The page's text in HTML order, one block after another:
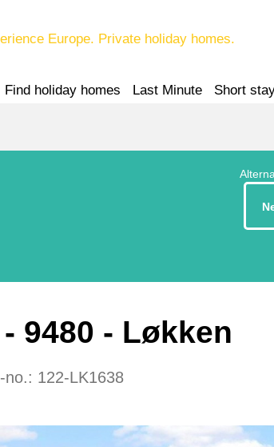
Europe. Private holiday homes.
Find holiday homes Last Minute Short
- 9480 - Løkken
no.: 122-LK1638